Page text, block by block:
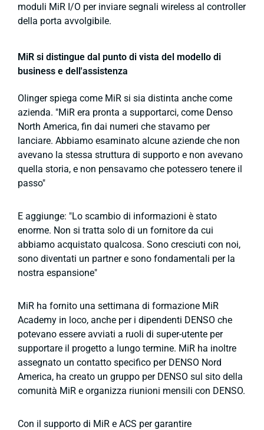
moduli MiR I/O per inviare segnali wireless al controller
della porta avvolgibile.
MiR si distingue dal punto di vista del modello di
business e dell'assistenza
Olinger spiega come MiR si sia distinta anche come
azienda. "MiR era pronta a supportarci, come Denso
North America, fin dai numeri che stavamo per
lanciare. Abbiamo esaminato alcune aziende che non
avevano la stessa struttura di supporto e non avevano
quella storia, e non pensavamo che potessero tenere il
passo"
E aggiunge: "Lo scambio di informazioni è stato
enorme. Non si tratta solo di un fornitore da cui
abbiamo acquistato qualcosa. Sono cresciuti con noi,
sono diventati un partner e sono fondamentali per la
nostra espansione"
MiR ha fornito una settimana di formazione MiR
Academy in loco, anche per i dipendenti DENSO che
potevano essere avviati a ruoli di super-utente per
supportare il progetto a lungo termine. MiR ha inoltre
assegnato un contatto specifico per DENSO Nord
America, ha creato un gruppo per DENSO sul sito della
comunità MiR e organizza riunioni mensili con DENSO.
Con il supporto di MiR e ACS per garantire